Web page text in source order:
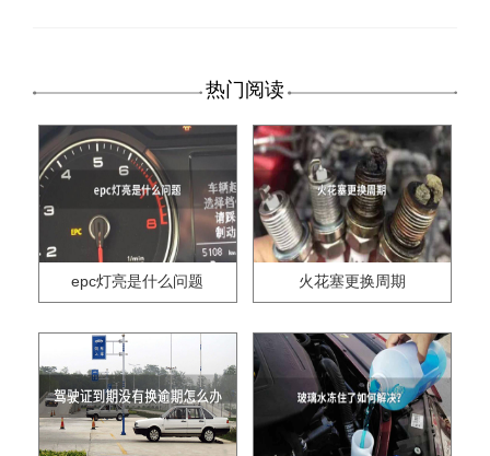
热门阅读
epc灯亮是什么问题 火花塞更换周期